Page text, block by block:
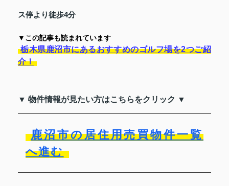
ス停より徒歩4分
▼この記事も読まれています
栃木県鹿沼市にあるおすすめのゴルフ場を2つご紹
介！
▼ 物件情報が見たい方はこちらをクリック ▼
鹿沼市の居住用売買物件一覧
へ進む